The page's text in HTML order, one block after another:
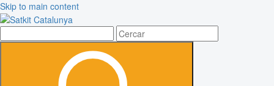
Skip to main content